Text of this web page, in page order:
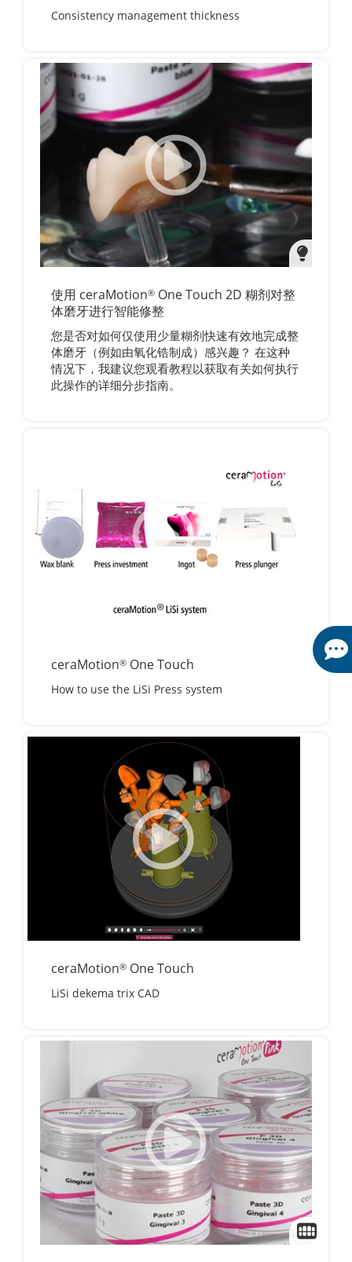
Consistency management thickness
使用 ceraMotion® One Touch 2D 糊剂对整
体磨牙进行智能修整
您是否对如何仅使用少量糊剂快速有效地完成整
体磨牙（例如由氧化锆制成）感兴趣？ 在这种
情况下，我建议您观看教程以获取有关如何执行
此操作的详细分步指南。
ceraMotion® One Touch
How to use the LiSi Press system
ceraMotion® One Touch
LiSi dekema trix CAD